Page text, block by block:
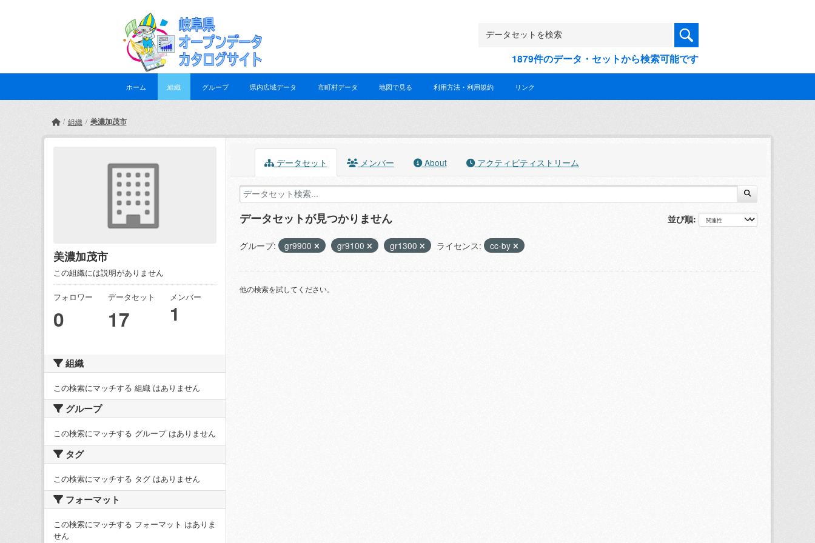
1879件のデータ・セットから検索可能です
ホーム 組織 グループ 県内広域データ 市町村データ 地図で見る 利用方法・利用規約 リンク
組織 美濃加茂市
美濃加茂市
この組織には説明がありません
フォロワー
0
データセット
17
メンバー
1
組織
この検索にマッチする 組織 はありません
グループ
この検索にマッチする グループ はありません
タグ
この検索にマッチする タグ はありません
フォーマット
この検索にマッチする フォーマット はありま
せん
データセット メンバー About アクティビティストリーム
並び順
データセットが見つかりません
グループ: gr9900 gr9100 gr1300 ライセンス: cc-by
他の検索を試してください。